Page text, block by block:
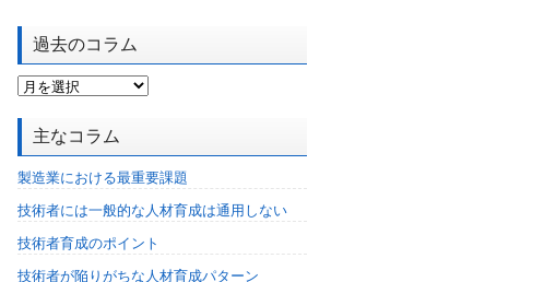
過去のコラム
主なコラム
製造業における最重要課題
技術者には一般的な人材育成は通用しない
技術者育成のポイント
技術者が陥りがちな人材育成パターン